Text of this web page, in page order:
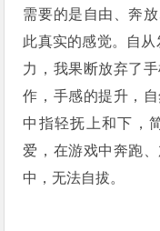
需要的是自由、奔
此真实的感觉。自
力，我果断放弃了
作，手感的提升，
中指轻抚上和下，
爱，在游戏中奔跑
中，无法自拔。